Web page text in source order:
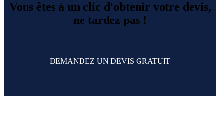
Vous êtes à un clic d'obtenir votre devis,
ne tardez pas !
DEMANDEZ UN DEVIS GRATUIT